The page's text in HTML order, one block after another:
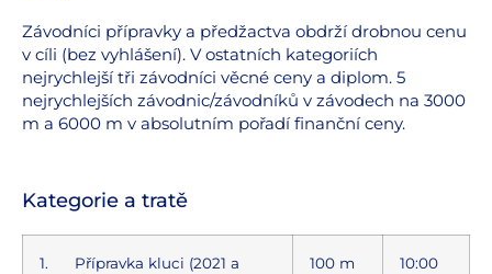
Závodníci přípravky a předžactva obdrží drobnou cenu
v cíli (bez vyhlášení). V ostatních kategoriích
nejrychlejší tři závodníci věcné ceny a diplom. 5
nejrychlejších závodnic/závodníků v závodech na 3000
m a 6000 m v absolutním pořadí finanční ceny.
Kategorie a tratě
1. Přípravka kluci (2021 a
100 m 10:00